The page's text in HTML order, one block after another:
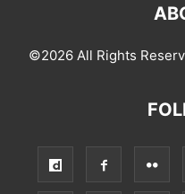
©2026 All Rights